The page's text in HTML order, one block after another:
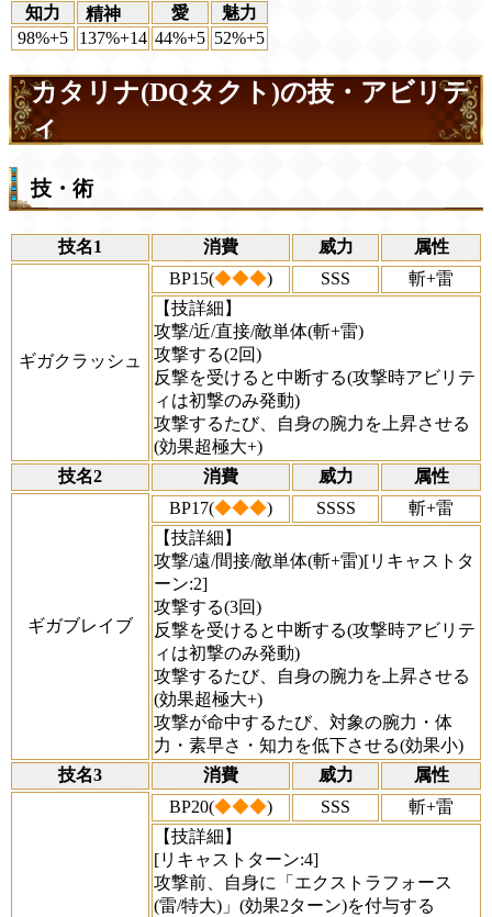
知力
精神 愛
魅力
98%+5
137%+14 44%+5 52%+5
カタリナ(DQタクト)の技・アビリテ
ィ
技・術
技名1 消費 威力 属性
ギガクラッシュ
BP15(◆◆◆) SSS
斬+雷
【技詳細】
攻撃/近/直接/敵単体(斬+雷)
攻撃する(2回)
反撃を受けると中断する(攻撃時アビリテ
ィは初撃のみ発動)
攻撃するたび、自身の腕力を上昇させる
(効果超極大+)
技名2
消費 威力 属性
ギガブレイブ
BP17(◆◆◆) SSSS
斬+雷
【技詳細】
攻撃/遠/間接/敵単体(斬+雷)[リキャストタ
ーン:2]
攻撃する(3回)
反撃を受けると中断する(攻撃時アビリテ
ィは初撃のみ発動)
攻撃するたび、自身の腕力を上昇させる
(効果超極大+)
攻撃が命中するたび、対象の腕力・体
力・素早さ・知力を低下させる(効果小)
技名3
消費 威力 属性
BP20(◆◆◆) SSS
斬+雷
【技詳細】
[リキャストターン:4]
攻撃前、自身に「エクストラフォース
(雷/特大)」(効果2ターン)を付与する